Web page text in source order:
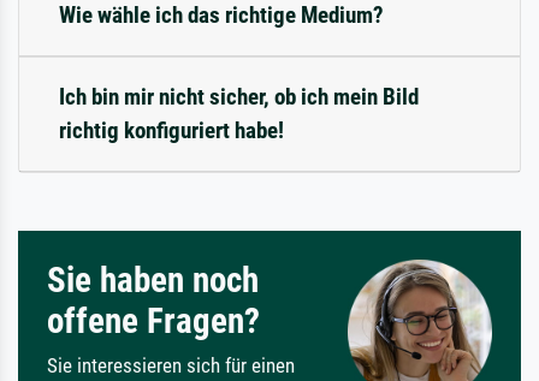
Wie wähle ich das richtige Medium?
Ich bin mir nicht sicher, ob ich mein Bild
richtig konfiguriert habe!
Sie haben noch
offene Fragen?
Sie interessieren sich für einen